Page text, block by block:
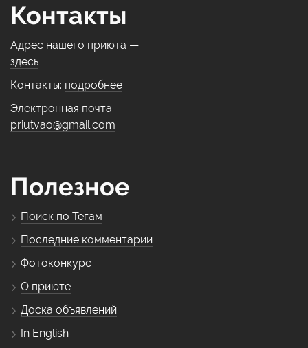
Контакты
Адрес нашего приюта —
здесь
Контакты: подробнее
Электронная почта —
priutvao@gmail.com
Полезное
Поиск по Тегам
Последние комментарии
Фотоконкурс
О приюте
Доска объявлений
In English